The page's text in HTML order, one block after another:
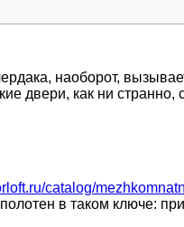
наоборот,
двери, как ни странно,
catalog/
в таком ключе: